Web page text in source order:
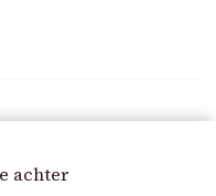
achterop